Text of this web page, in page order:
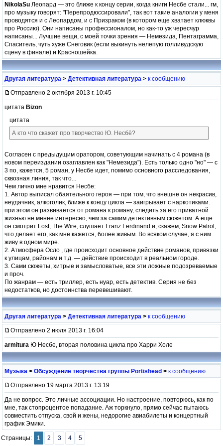
NikolaSu Леопард — это ближе к концу серии, когда книги Несбе стали... гм,
про музыку говорят: "Перепродюссировали", так вот такие аналогии у меня
проводятся и с Леопардом, и с Призраком (в котором еще хватает клюквы
про Россию). Они написаны профессионалом, но как-то уж чересчур
написаны... Лучшие вещи, с моей точки зрения — Немезида, Пентаграмма,
Спаситель, чуть хуже Снеговик (если выкинуть нелепую голливудскую
сцену в финале) и Красношейка.
Другая литература > Детективная литература > к сообщению
Отправлено 2 октября 2013 г. 10:45
цитата Bizon
цитата
А кто что скажет про творчество Ю. Несбё?
Согласен с предыдущим оратором, советующим начинать с 4 романа (в
новом переиздании озаглавлен как "Немезида"). Есть только одно "но" — с
3 по, кажется, 5 роман, у Несбе идет, помимо основного расследования,
сквозная линия, так что...
Чем лично мне нравится Несбе:
1. Автор выписал обаятельного героя — при том, что внешне он некрасив,
неудачник, алкоголик, ближе к концу цикла — заигрывает с наркотиками.
при этом он развивается от романа к роману, следить за его приватной
жизнью не менее интересно, чем за самим детективным сюжетом. А еще
он смотрит Lost, The Wire, слушает Franz Ferdinand и, скажем, Snow Patrol,
что делает его, как мне кажется, более живым. Во всяком случае, я с ним
живу в одном мире.
2. Атмосфера Осло , где происходит основное действие романов, привязки
к улицам, районам и т.д. — действие происходит в реальном городе.
3. Сами сюжеты, хитрые и замысловатые, все эти ложные подозреваемые
и проч.
По жанрам — есть триллер, есть нуар, есть детектив. Серия не без
недостатков, но достоинства перевешивают.
Другая литература > Детективная литература > к сообщению
Отправлено 2 июля 2013 г. 16:04
armitura Ю Несбе, вторая половина цикла про Харри Холе
Музыка > Обсуждение творчества группы Portishead > к сообщению
Отправлено 19 марта 2013 г. 13:19
Да не вопрос. Это личные ассоциации. Но настроение, повторюсь, как по
мне, так стопроцентое попадание. Аж торкнуло, прямо сейчас пытаюсь
совместить отпуска, свой и жены, недорогие авиабилеты и концертный
график Эмики.
Страницы: 1 2 3 4 5